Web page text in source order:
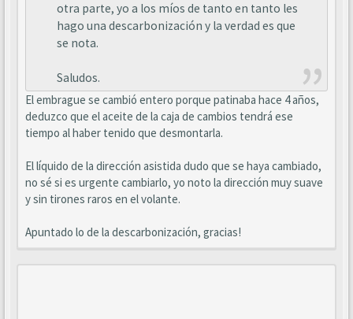
otra parte, yo a los míos de tanto en tanto les
hago una descarbonización y la verdad es que
se nota.
Saludos.
El embrague se cambió entero porque patinaba hace 4 años,
deduzco que el aceite de la caja de cambios tendrá ese
tiempo al haber tenido que desmontarla.
El líquido de la dirección asistida dudo que se haya cambiado,
no sé si es urgente cambiarlo, yo noto la dirección muy suave
y sin tirones raros en el volante.
Apuntado lo de la descarbonización, gracias!